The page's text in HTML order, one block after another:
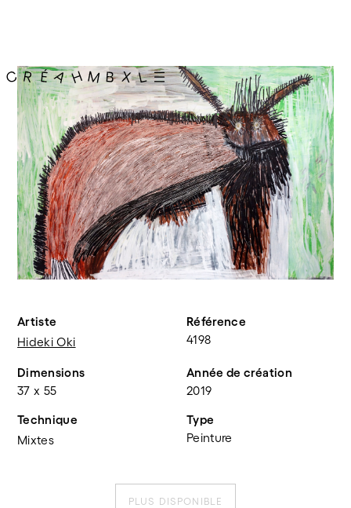
Artiste
Hideki Oki
Référence
4198
Dimensions
37 x 55
Année de création
2019
Technique
Mixtes
Type
Peinture
PLUS DISPONIBLE